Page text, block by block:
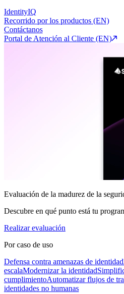
IdentityIQ
Recorrido por los productos (EN)
Contáctanos
Portal de Atención al Cliente (EN)
Evaluación de la madurez de la
Descubre en qué punto está tu
Realizar evaluación
Por caso de uso
Defensa contra amenazas de identidad
escalaModernizar la identidad
cumplimientoAutomatizar flujos de
identidades no humanas